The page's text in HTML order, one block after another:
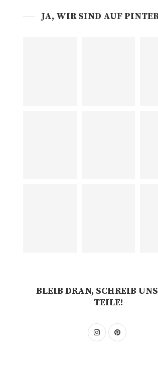
JA, WIR SIND AUF
BLEIB DRAN, SCHREIB
TEILE!